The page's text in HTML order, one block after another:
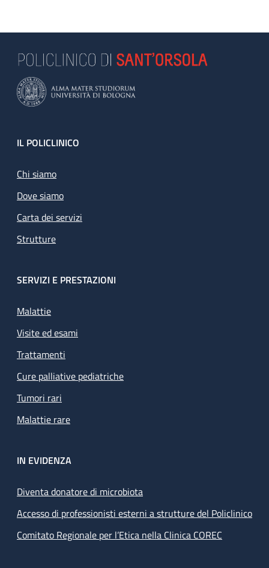
Footer
IL POLICLINICO
Chi siamo
Dove siamo
Carta dei servizi
Strutture
SERVIZI E PRESTAZIONI
Malattie
Visite ed esami
Trattamenti
Cure palliative pediatriche
Tumori rari
Malattie rare
IN EVIDENZA
Diventa donatore di microbiota
Accesso di professionisti esterni a strutture del Policlinico
Comitato Regionale per l’Etica nella Clinica COREC